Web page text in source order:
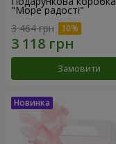
"Море радості"
3 464 грн
Замовити